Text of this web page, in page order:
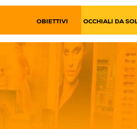
OBIETTIVI OCCHIALI DA